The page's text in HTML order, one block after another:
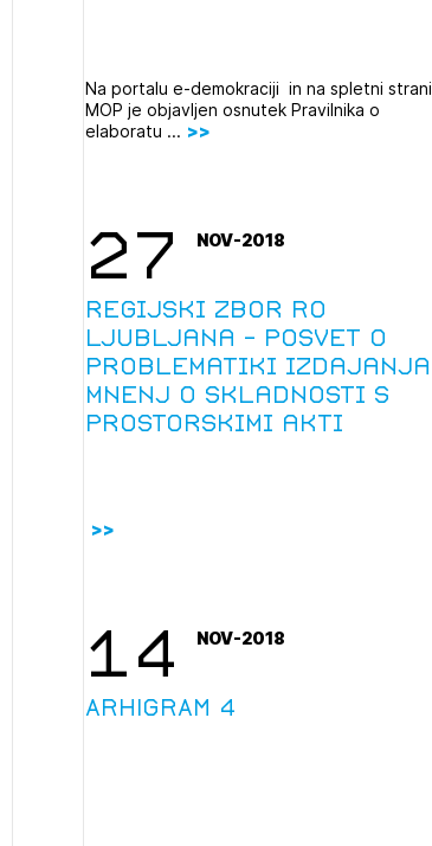
se s svojim ZAPS uporabniškim imenom in
Na portalu e-demokraciji in na spletni strani
MOP je objavljen osnutek Pravilnika o
elaboratu ...
27 NOV-2018
regijski zbor RO
Ljubljana - posvet o
problematiki izdajanja
mnenj o skladnosti s
prostorskimi akti
14 NOV-2018
ARHIGRAM 4
na novičnik
na tekočem z novicami in se naročite na